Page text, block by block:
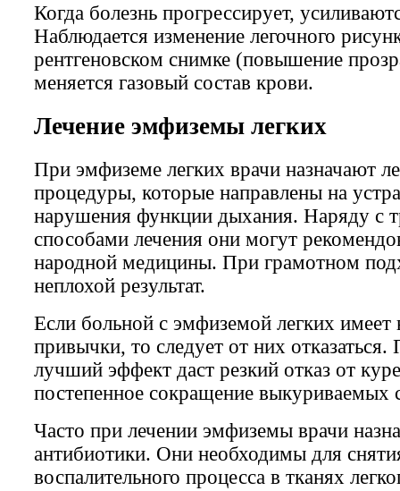
Когда болезнь прогрессирует,
Наблюдается изменение легочного
рентгеновском снимке (повышение
меняется газовый состав крови.
Лечение эмфиземы легких
При эмфиземе легких врачи назначают
процедуры, которые направлены на
нарушения функции дыхания. Наряду с
способами лечения они могут
народной медицины. При грамотном
неплохой результат.
Если больной с эмфиземой легких имеет
привычки, то следует от них
лучший эффект даст резкий отказ от
постепенное сокращение выкуриваемых
Часто при лечении эмфиземы врачи
антибиотики. Они необходимы для
воспалительного процесса в тканях